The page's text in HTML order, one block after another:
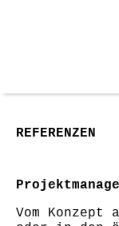
REFERENZEN
Vom